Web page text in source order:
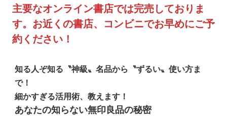
主要なオンライン書店では完売しておりま
す。お近くの書店、コンビニでお早めにご予
約ください！
知る人ぞ知る〝神級〟名品から〝ずるい〟使い方ま
で！
細かすぎる活用術、教えます！
あなたの知らない無印良品の秘密